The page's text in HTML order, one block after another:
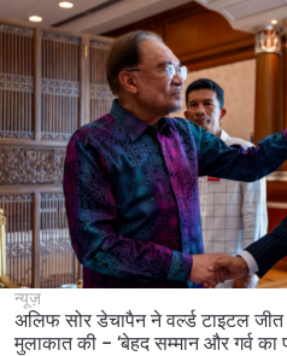
न्यूज़
अलिफ सोर डेचापैन ने वर्ल्ड टाइटल
मुलाकात की – ‘बेहद सम्मान और गर्व का